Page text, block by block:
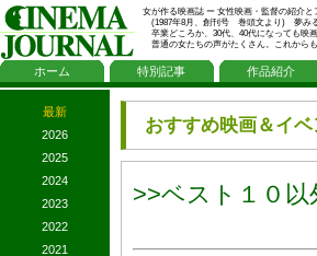
女が作る映画誌 ー 女性映画・監督の紹介
(1987年8月、創刊号 巻頭文より) 夢み
卒業どころか、30代、40代になっても映
普通の女たちの声がたくさん。これから
ホーム 特別記事 作品紹介
最新
2026
2025
2024
2023
2022
2021
おすすめ映画＆イ
>>ベスト１０